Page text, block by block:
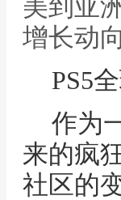
美到亚
增长动向
PS5
作为
来的疯
社区的